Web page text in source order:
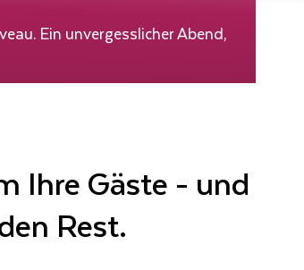
Ein unvergesslicher Abend,
Ihre Gäste - und
Rest.